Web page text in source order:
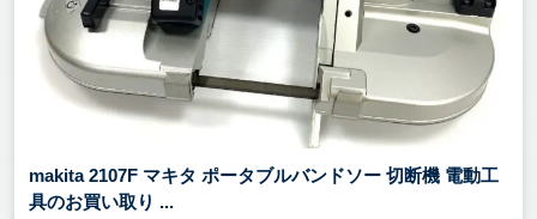
makita 2107F マキタ ポータブルバンドソー 切断機 電動工
具のお買い取り ...